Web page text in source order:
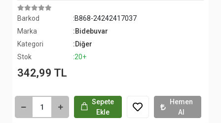
Barkod
:B868-24242417037
Marka
:Bidebuvar
Kategori
:Diğer
Stok
:20+
342,99 TL
Sepete
Ekle
Hemen
Al